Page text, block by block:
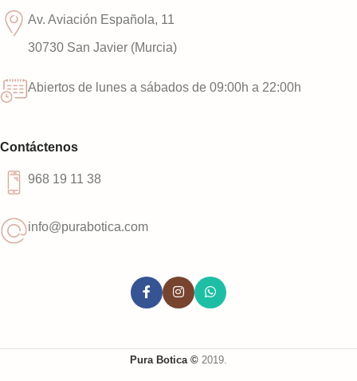
Av. Aviación Española, 11
30730 San Javier (Murcia)
Abiertos de lunes a sábados de 09:00h a 22:00h
Contáctenos
968 19 11 38
info@purabotica.com
Pura Botica © 2019.